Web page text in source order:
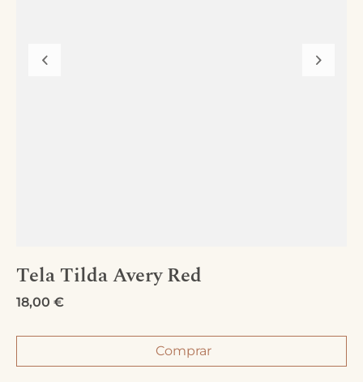
Tela Tilda Avery Red
18,00 €
Comprar